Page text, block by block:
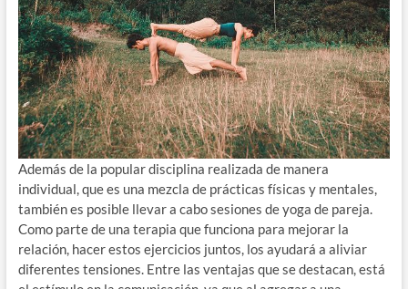
Además de la popular disciplina realizada de manera
individual, que es una mezcla de prácticas físicas y mentales,
también es posible llevar a cabo sesiones de yoga de pareja.
Como parte de una terapia que funciona para mejorar la
relación, hacer estos ejercicios juntos, los ayudará a aliviar
diferentes tensiones. Entre las ventajas que se destacan, está